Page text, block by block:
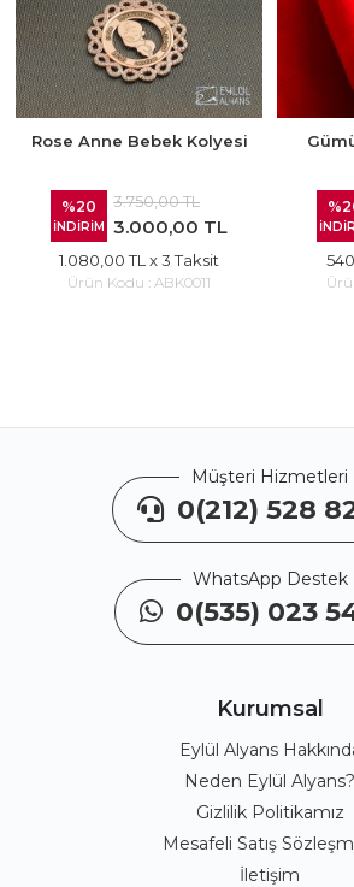
Rose Anne Bebek Kolyesi
%20
İNDİRİM
3.750,00 TL
3.000,00 TL
1.080,00 TL x 3 Taksit
Ürün Kodu : ABK0011
Müşteri Hizmetleri
0(212) 528
WhatsApp Destek
0(535) 023
Kurumsal
Eylül Alyans
Neden Eylül Alyans?
Gizlilik Politikamız
Mesafeli Satış
İletişim